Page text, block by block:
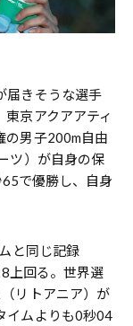
届きそうな選手
京アクアアティ
の男子200m自由
ツ）が自身の保
で優勝し、自身
と同じ記録
上回る。世界選
リトアニア）が
イムよりも0秒04